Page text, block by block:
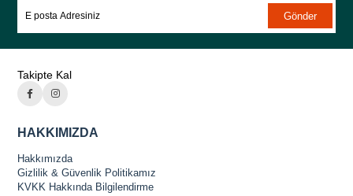
Gönder
Takipte Kal
HAKKIMIZDA
Hakkımızda
Gizlilik & Güvenlik Politikamız
KVKK Hakkında Bilgilendirme